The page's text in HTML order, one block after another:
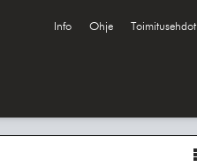
Info Ohje Toimitusehdot